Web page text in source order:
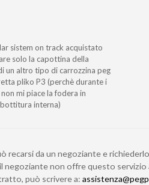
sistem on track acquistato
solo la capottina della
un altro tipo di carrozzina peg
pliko P3 (perchè durante i
mi piace la fodera in
interna)
recarsi da un negoziante e
negoziante non offre questo servizio
può scrivere a: